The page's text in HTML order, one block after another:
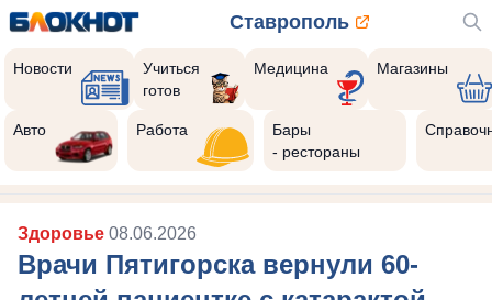
Ставрополь
Новости
Учиться
готов
Медицина Магазины
Авто Работа
Бары
- рестораны
Здоровье 08.06.2026
Врачи Пятигорска вернули 60-